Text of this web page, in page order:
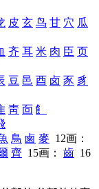
皮 玄 鸟 甘 穴 瓜
齐 耳 米 肉 臣 页
豆 邑 酉 卤 豕 豸
靑 靣 飠
鳥 鹵 麥 12画：
齊 15画： 齒 16